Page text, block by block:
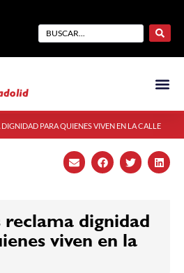
PARA QUIENES VIVEN EN LA CALLE
reclama dignidad
viven en la